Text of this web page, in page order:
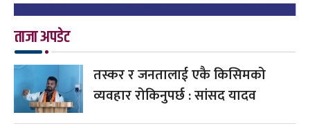
ताजा अपडेट
तस्कर र जनतालाई एकै किसिमको
व्यवहार रोकिनुपर्छ : सांसद यादव